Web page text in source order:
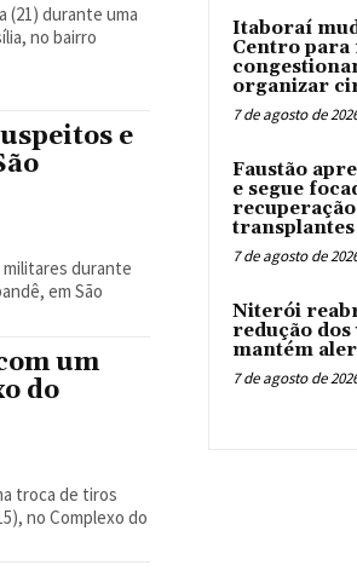
(21) durante uma
no bairro
e
durante
em São
um
do
troca de tiros
no Complexo do
Itaboraí
Centro
organizar
7 de agosto de
Faustão
e segue
recuperação
transplantes
7 de agosto de
Niterói
redução dos
mantém
7 de agosto de